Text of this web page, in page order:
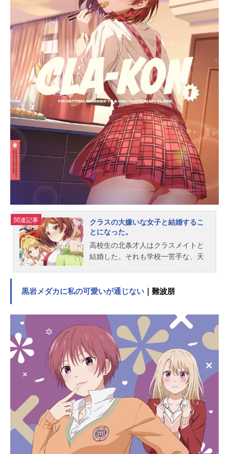
られるような……「灯ちゃんみたい
なアイドルになりたい」中学校最後
の夏、鈴音は夢を叶えるために、第7
回「SELECTIONPROJECT」への挑
戦を決める。SELECTIONに挑む少女
たちは、誰にも負けない強い気持
ち、積み重ねた努力、人並外れた魅
力を持っている子ばかり。それで
も、何千人の候補者のなかから選ば
れるスターはたったの数名。いま、
夢を叶えるために、少女たちの熱く
過酷な戦いがはじまる――。作品名S
ELECTIONPROJECT放送形態TVア
ニメスケジュール2021年10月1日
（金）～2021年12月24日（金）AT-
X・TOKYOMXほか話数全13話キャス
ト美山鈴音：矢野妃菜喜花野井玲
那：水野朔濱栗広海：南雲希美今鵜
関連記事
クラスの大嫌いな女子と結婚するこ
とになった。
高校生の北条才人はクラスメイトと
結婚した。それも学校一苦手な、天
スのみんなに言ったら殺すから」
い。なんのメリットもない」普段か
ら嫌い合う二人の新婚生活が上手く
いくはずもなく、なにかと衝突ばか
り。しかし、日々の暮らしの中で歩
み寄ることで距離が縮まっていき、
一緒にいて楽しい時間が増え、少し
ずつお互いを理解していく。才人は
今まで知らなかった朱音の可愛い素
顔を知り、朱音は心の中に秘めてい
た想いに段々と気づき始め……。素
直になれそうでなれない二人が送る
胸キュン新婚生活、ここに開幕―
―！作品名クラスの大嫌いな女子と
黒岩メダカに私の可愛いが通じない ｜難波朋